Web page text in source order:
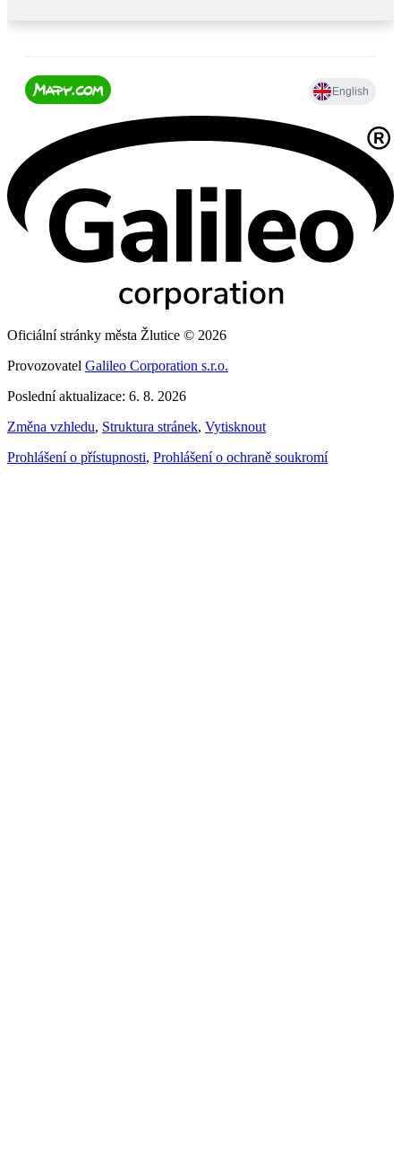
Oficiální stránky města Žlutice © 2026
Provozovatel Galileo Corporation s.r.o.
Poslední aktualizace: 6. 8. 2026
Změna vzhledu, Struktura stránek, Vytisknout
Prohlášení o přístupnosti, Prohlášení o ochraně soukromí